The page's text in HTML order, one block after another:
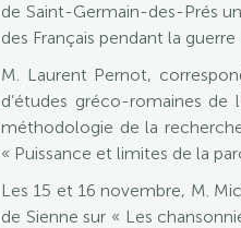
de Saint-Germain-des-Prés
des Français pendant la guerre
M. Laurent Pernot,
d’études gréco-romaines
méthodologie de la
« Puissance et limites de la
Les 15 et 16 novembre, M.
de Sienne sur « Les